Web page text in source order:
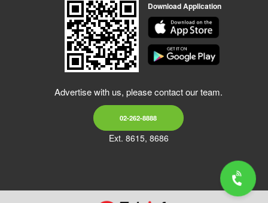
Download Application
Advertise with us, please contact our team.
02-262-8888
Ext. 8615, 8686